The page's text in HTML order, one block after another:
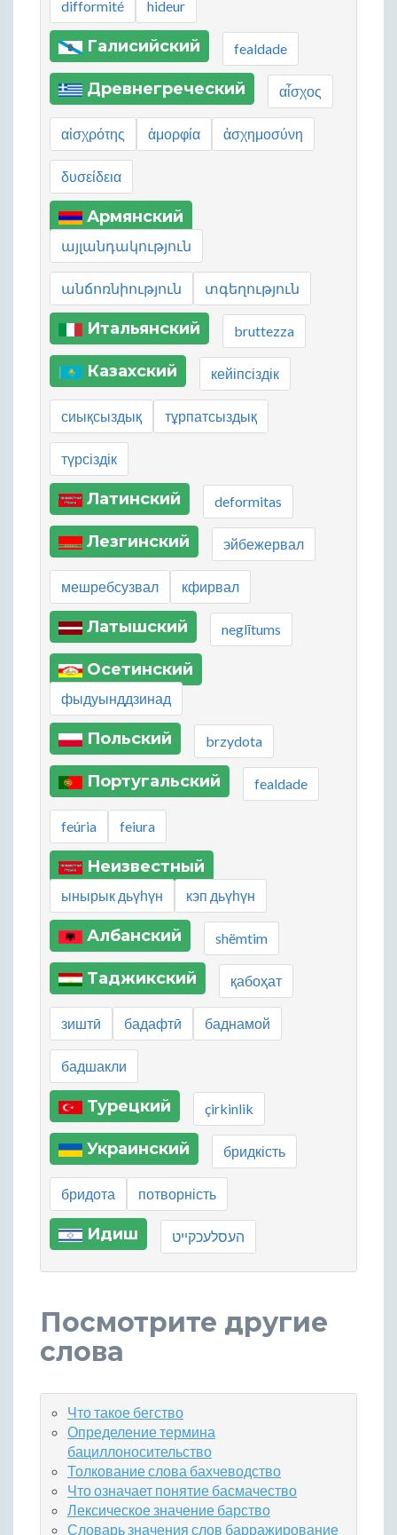
difformité hideur
Галисийский fealdade
Древнегреческий αἶσχος
αἰσχρότης ἀμορφία ἀσχημοσύνη
δυσείδεια
Армянский
այլանդակություն
անճոռնիություն տգեղություն
Итальянский bruttezza
Казахский кейіпсіздік
сиықсыздық тұрпатсыздық
түрсіздік
Латинский deformitas
Лезгинский эйбежервал
мешребсузвал кфирвал
Латышский neglītums
Осетинский
фыдуынддзинад
Польский brzydota
Португальский fealdade
feúria feiura
Неизвестный
ынырык дьүһүн кэп дьүһүн
Албанский shëmtim
Таджикский қабоҳат
зиштӣ бадафтӣ баднамой
бадшакли
Турецкий çirkinlik
Украинский бридкість
бридота потворність
Идиш העסלעכקײט
Посмотрите другие
слова
Что такое бегство
Определение термина
бациллоносительство
Толкование слова бахчеводство
Что означает понятие басмачество
Лексическое значение барство
Словарь значения слов барражирование